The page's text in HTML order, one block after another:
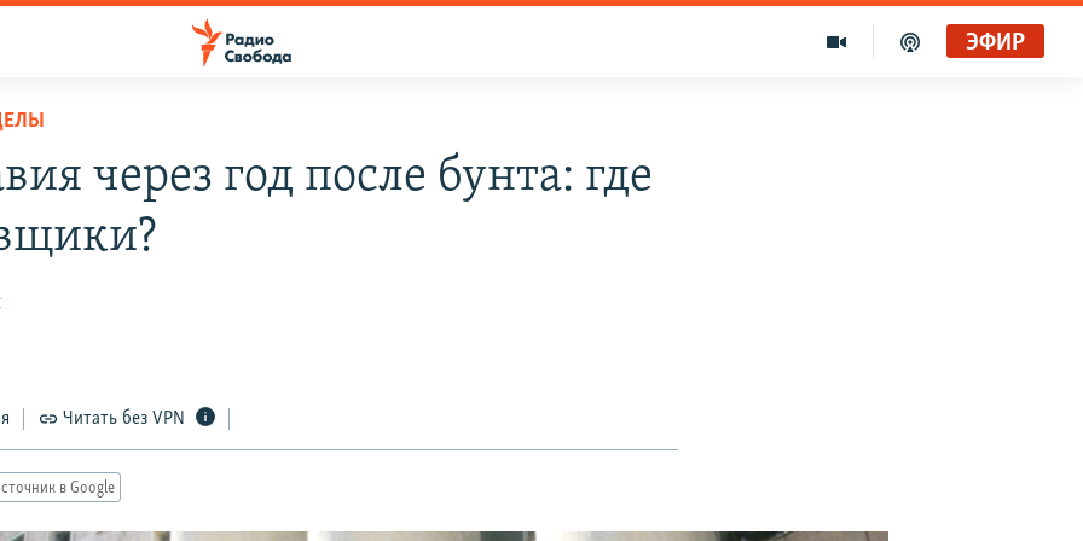
ЭФИР
через год после бунта: где
Читать без VPN
в Google